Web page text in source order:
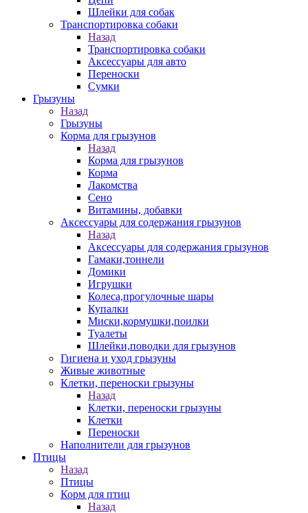
Шлейки для собак
Транспортировка собаки
Назад
Транспортировка собаки
Аксессуары для авто
Переноски
Сумки
Грызуны
Назад
Грызуны
Корма для грызунов
Назад
Корма для грызунов
Корма
Лакомства
Сено
Витамины, добавки
Аксессуары для содержания грызунов
Назад
Аксессуары для содержания грызунов
Гамаки,тоннели
Домики
Игрушки
Колеса,прогулочные шары
Купалки
Миски,кормушки,поилки
Туалеты
Шлейки,поводки для грызунов
Гигиена и уход грызуны
Живые животные
Клетки, переноски грызуны
Назад
Клетки, переноски грызуны
Клетки
Переноски
Наполнители для грызунов
Птицы
Назад
Птицы
Корм для птиц
Назад